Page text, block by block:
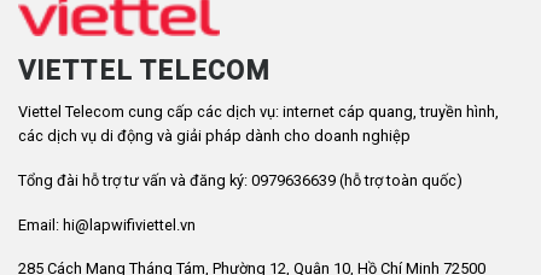
VIETTEL TELECOM
Viettel Telecom cung cấp các dịch vụ: internet cáp quang, truyền hình,
các dịch vụ di động và giải pháp dành cho doanh nghiệp
Tổng đài hỗ trợ tư vấn và đăng ký: 0979636639 (hỗ trợ toàn quốc)
Email: hi@lapwifiviettel.vn
285 Cách Mạng Tháng Tám, Phường 12, Quận 10, Hồ Chí Minh 72500